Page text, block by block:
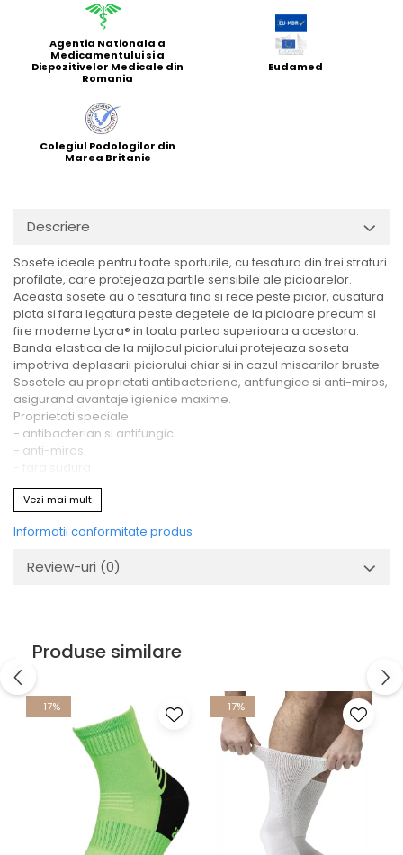
Agentia Nationala a
Medicamentului si a
Dispozitivelor Medicale din
Romania
Eudamed
Colegiul Podologilor din
Marea Britanie
Descriere
Sosete ideale pentru toate sporturile, cu tesatura din trei straturi
profilate, care protejeaza partile sensibile ale picioarelor.
Aceasta sosete au o tesatura fina si rece peste picior, cusatura
plata si fara legatura peste degetele de la picioare precum si
fire moderne Lycra® in toata partea superioara a acestora.
Banda elastica de la mijlocul piciorului protejeaza soseta
impotriva deplasarii piciorului chiar si in cazul miscarilor bruste.
Sosetele au proprietati antibacteriene, antifungice si anti-miros,
asigurand avantaje igienice maxime.
Proprietati speciale:
- antibacterian si antifungic
- anti-miros
- evaporarea umezelii
- Protectia tendonului lui Ahile
Vezi mai mult
Informatii conformitate produs
Review-uri (0)
Produse similare
-17% -17%